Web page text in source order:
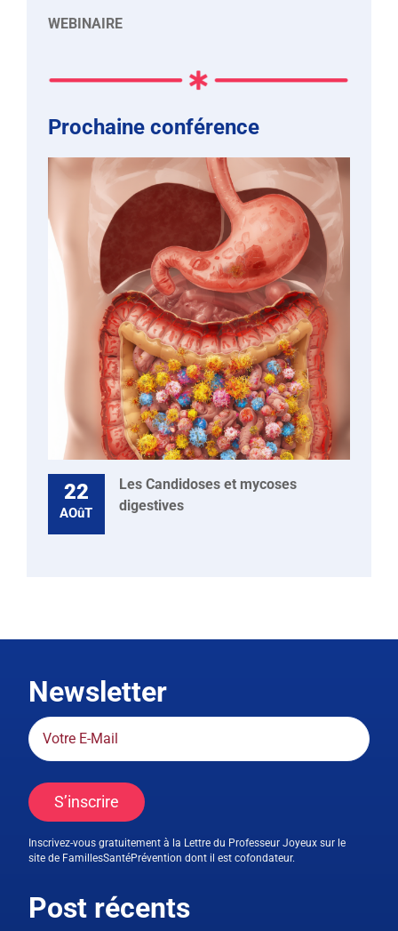
WEBINAIRE
Prochaine conférence
22
AOûT
Les Candidoses et mycoses
digestives
Newsletter
S’inscrire
Inscrivez-vous gratuitement à la Lettre du Professeur Joyeux sur le
site de FamillesSantéPrévention dont il est cofondateur.
Post récents